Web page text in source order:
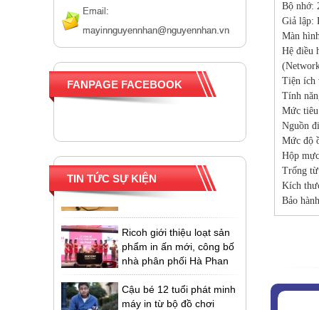
Email:
mayinnguyennhan@nguyennhan.vn
FANPAGE FACEBOOK
TIN TỨC SỰ KIỆN
Máy in 3D hoa quả có
khả năng tạo ra trái cây
lai
Chế biến máy đánh chữ
máy in 3D
Ricoh giới thiệu loạt sản
phẩm in ấn mới, công bố
nhà phân phối Hà Phan
Cậu bé 12 tuổi phát minh
máy in từ bộ đồ chơi
Lego
Bộ nhớ:
Giả lập:
Màn
Hệ điều
Tiện ích
Tính
Mức
Nguồn
Mức độ
Hộp
Trống
Kích
Bảo